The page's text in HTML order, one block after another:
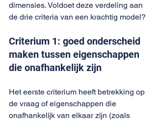
dimensies. Voldoet deze verdeling aan
de drie criteria van een krachtig model?
Criterium 1: goed onderscheid
maken tussen eigenschappen
die onafhankelijk zijn
Het eerste criterium heeft betrekking op
de vraag of eigenschappen die
onafhankelijk van elkaar zijn (zoals